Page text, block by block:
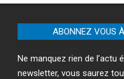
ABONNEZ VOUS
Ne manquez rien de l’actu
newsletter, vous saurez